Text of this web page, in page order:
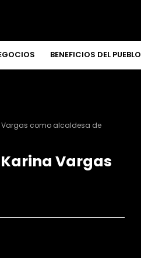
BENEFICIOS DEL PUEBLO
Vargas como alcaldesa de
Vargas